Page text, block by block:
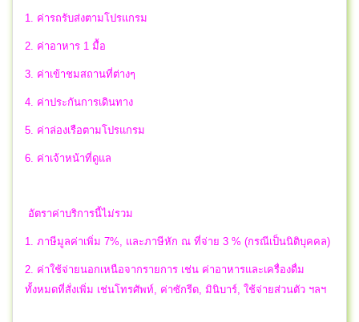
1. ค่ารถรับส่งตามโปรแกรม
2. ค่าอาหาร 1 มื้อ
3. ค่าเข้าชมสถานที่ต่างๆ
4. ค่าประกันการเดินทาง
5. ค่าล่องเรือตามโปรแกรม
6. ค่าเจ้าหน้าที่ดูแล
อัตราค่าบริการนี้ไม่รวม
1. ภาษีมูลค่าเพิ่ม 7%, และภาษีหัก ณ ที่จ่าย 3 % (กรณีเป็นนิติบุคคล)
2. ค่าใช้จ่ายนอกเหนือจากรายการ เช่น ค่าอาหารและเครื่องดื่ม
ทั้งหมดที่สั่งเพิ่ม เช่นโทรศัพท์, ค่าซักรีด, มินิบาร์, ใช้จ่ายส่วนตัว ฯลฯ